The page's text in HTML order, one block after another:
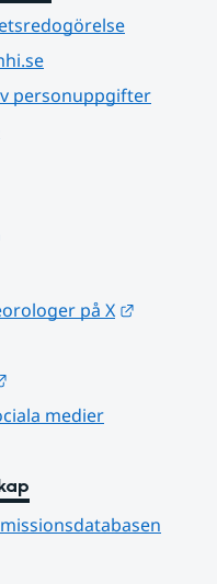
personuppgifter
på X
medier